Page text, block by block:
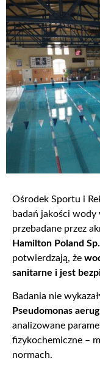
Ośrodek Sportu i
badań jakości wody
przebadane przez
Hamilton Poland
potwierdzają, że
sanitarne i jest
Badania nie
Pseudomonas
analizowane
fizykochemiczne –
normach.